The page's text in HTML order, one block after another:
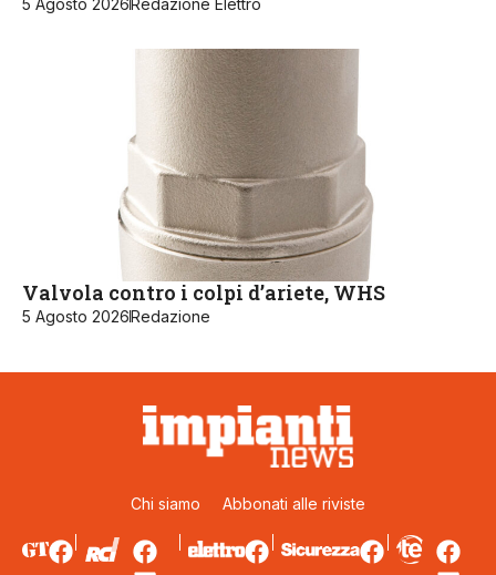
Valvola contro i colpi d’ariete, WHS
5 Agosto 2026Redazione
Chi siamo Abbonati alle riviste